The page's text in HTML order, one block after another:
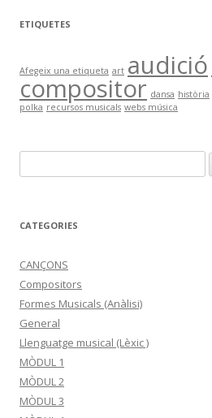
ETIQUETES
Afegeix una etiqueta art audició
compositor dansa història
polka recursos musicals webs música
e
c
:
CATEGORIES
CANÇONS
Compositors
Formes Musicals (Anàlisi)
General
Llenguatge musical (Lèxic )
MÒDUL 1
MÒDUL 2
MÒDUL 3